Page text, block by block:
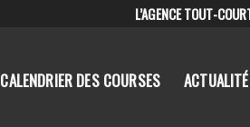
L’AGENCE TOUT-
CALENDRIER DES COURSES